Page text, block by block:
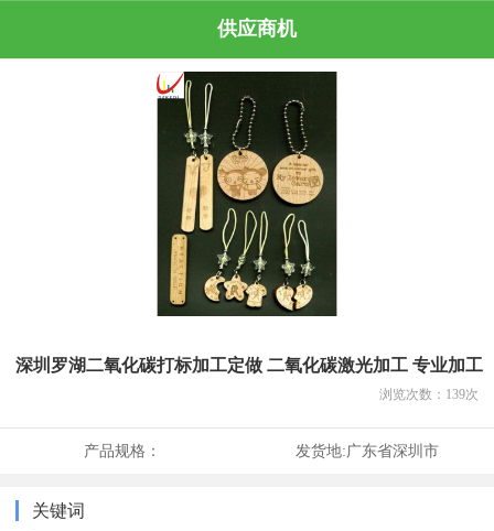
供应商机
深圳罗湖二氧化碳打标加工定做 二氧化碳激光加工 专业加工
浏览次数： 139次
产品规格： 发货地:广东省深圳市
关键词